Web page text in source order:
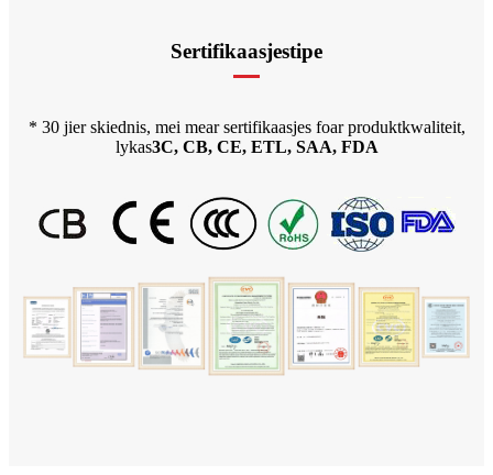
Sertifikaasjestipe
* 30 jier skiednis, mei mear sertifikaasjes foar produktkwaliteit,
lykas3C, CB, CE, ETL, SAA, FDA